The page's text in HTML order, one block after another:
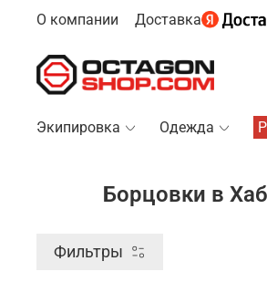
О компании Доставка
Экипировка Одежда
Борцовки в
Фильтры